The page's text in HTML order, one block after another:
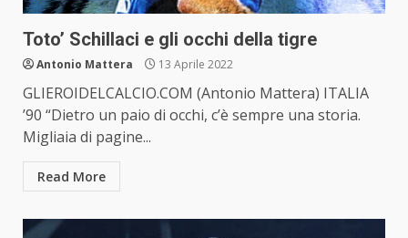
Toto’ Schillaci e gli occhi della tigre
Antonio Mattera 13 Aprile 2022
GLIEROIDELCALCIO.COM (Antonio Mattera) ITALIA
’90 “Dietro un paio di occhi, c’è sempre una storia.
Migliaia di pagine...
Read More